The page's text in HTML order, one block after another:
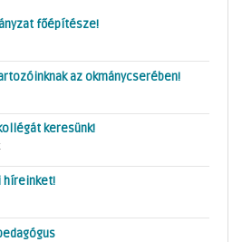
főépítésze!
az okmánycserében!
keresünk!
híreinket!